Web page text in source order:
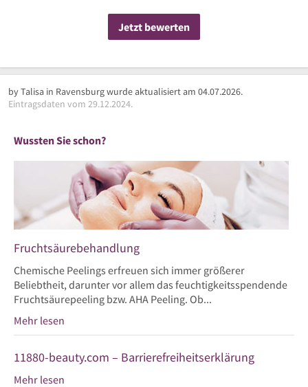
Jetzt bewerten
by Talisa in Ravensburg wurde aktualisiert am 04.07.2026.
Eintragsdaten vom 29.12.2024.
Wussten Sie schon?
Fruchtsäurebehandlung
Chemische Peelings erfreuen sich immer größerer
Beliebtheit, darunter vor allem das feuchtigkeitsspendende
Fruchtsäurepeeling bzw. AHA Peeling. Ob...
Mehr lesen
11880-beauty.com – Barrierefreiheitserklärung
Mehr lesen